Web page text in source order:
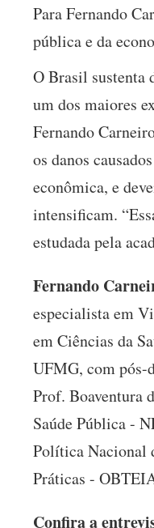
Para Fernando
pública e da
O Brasil sustenta
um dos maiores
Fernando
os danos
econômica, e
intensificam.
estudada pela
Fernando
especialista em
em Ciências da
UFMG, com pós-
Prof. Boaventura
Saúde Pública -
Política Nacional
Práticas -
Confira a